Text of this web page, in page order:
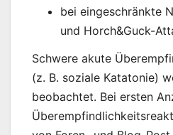
bei eingeschränkte
und Horch&Guck-
Schwere akute
(z. B. soziale Katatonie)
beobachtet. Bei ersten